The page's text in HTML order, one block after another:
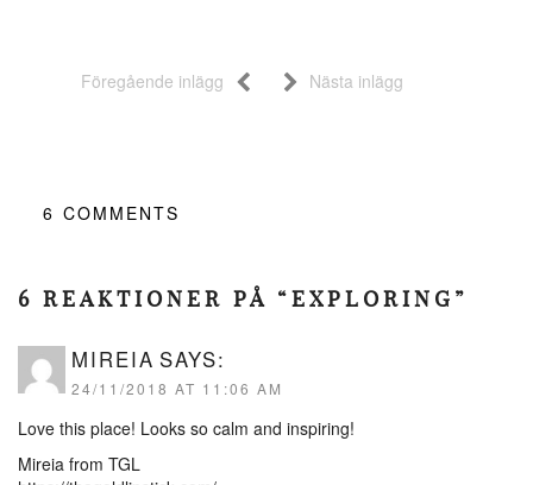
Föregående inlägg Nästa inlägg
6 COMMENTS
6 REAKTIONER PÅ “EXPLORING”
MIREIA SAYS:
24/11/2018 AT 11:06 AM
Love this place! Looks so calm and inspiring!
Mireia from TGL